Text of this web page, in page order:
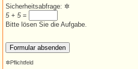
Sicherheitsabfrage: ✲
5 + 5=
Bitte lösen Sie die Aufgabe.
✲Pflichtfeld